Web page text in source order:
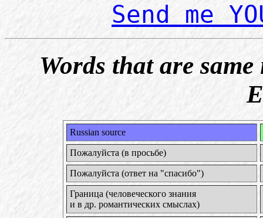
Send me
Words that are
Russian source
Пожалуйста (в просьбе)
Пожалуйста (ответ на "спасибо")
Граница (человеческого знания
и в др. романтических смыслах)